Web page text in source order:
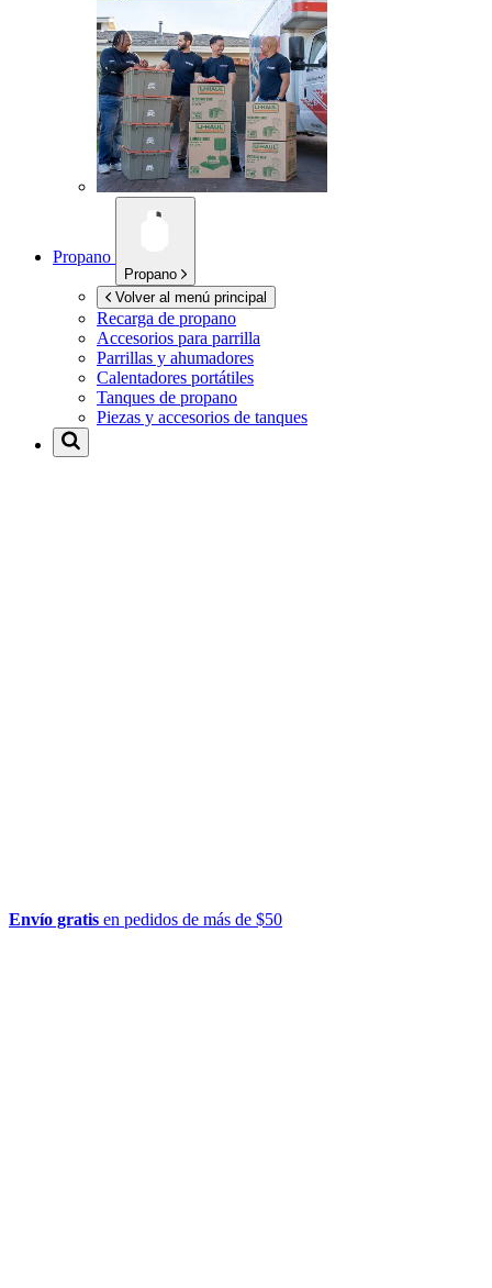
Propano
Propano
Volver al menú principal
Recarga de propano
Accesorios para parrilla
Parrillas y ahumadores
Calentadores portátiles
Tanques de propano
Piezas y accesorios de tanques
Envío gratis en pedidos de más de $50